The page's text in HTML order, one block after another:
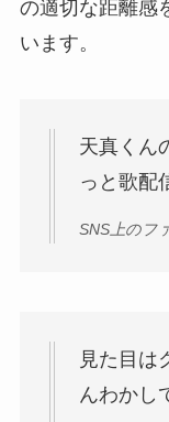
の適切な距離感
います。
天真くん
っと歌配
SNS上のフ
見た目は
んわかし